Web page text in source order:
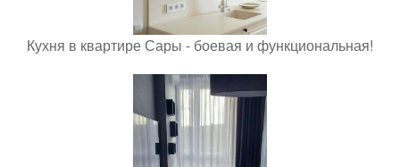
Кухня в квартире Сары - боевая и функциональная!